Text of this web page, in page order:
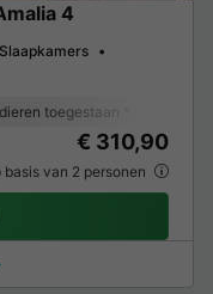
4
toegestaan *
€ 310,90
van 2 personen